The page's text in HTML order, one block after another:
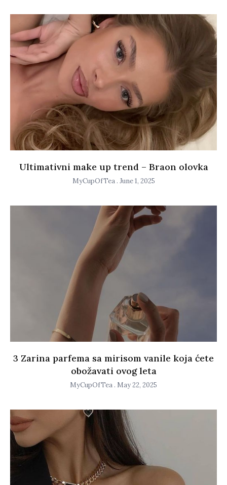
Ultimativni make up trend – Braon olovka
MyCupOfTea June 1, 2025
3 Zarina parfema sa mirisom vanile koja ćete
obožavati ovog leta
MyCupOfTea May 22, 2025